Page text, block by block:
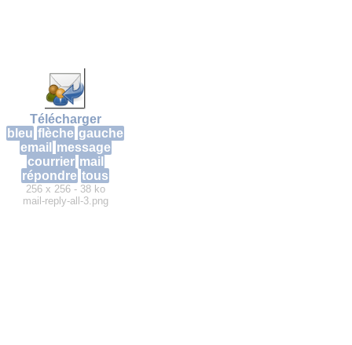
Télécharger
bleu flèche gauche
email
message
courrier mail
répondre tous
256 x 256 - 38 ko
mail-reply-all-3.png